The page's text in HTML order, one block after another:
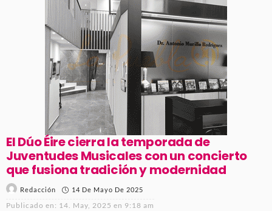
El Dúo Éire cierra la temporada de
Juventudes Musicales con un concierto
que fusiona tradición y modernidad
Redacción 14 De Mayo De 2025
Publicado en: 14. May, 2025 en 9:18 am